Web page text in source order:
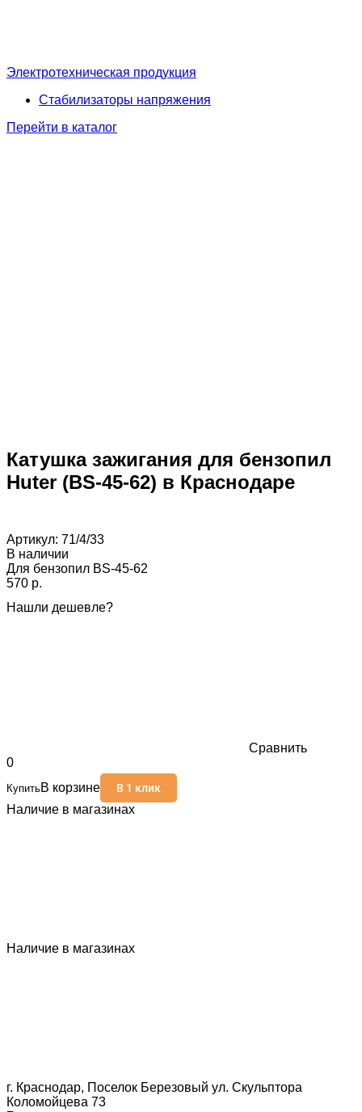
Электротехническая продукция
Стабилизаторы напряжения
Перейти в каталог
Катушка зажигания для бензопил
Huter (BS-45-62) в Краснодаре
Артикул: 71/4/33
В наличии
Для бензопил BS-45-62
570 p.
Нашли дешевле?
Сравнить
0
КупитьВ корзине В 1 клик
Наличие в магазинах
Наличие в магазинах
г. Краснодар, Поселок Березовый ул. Скульптора
Коломойцева 73